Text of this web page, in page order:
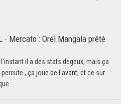
- Mercato : Orel Mangala prêté
il a des stats degeux, mais ça
, ça joue de l'avant, et ce sur